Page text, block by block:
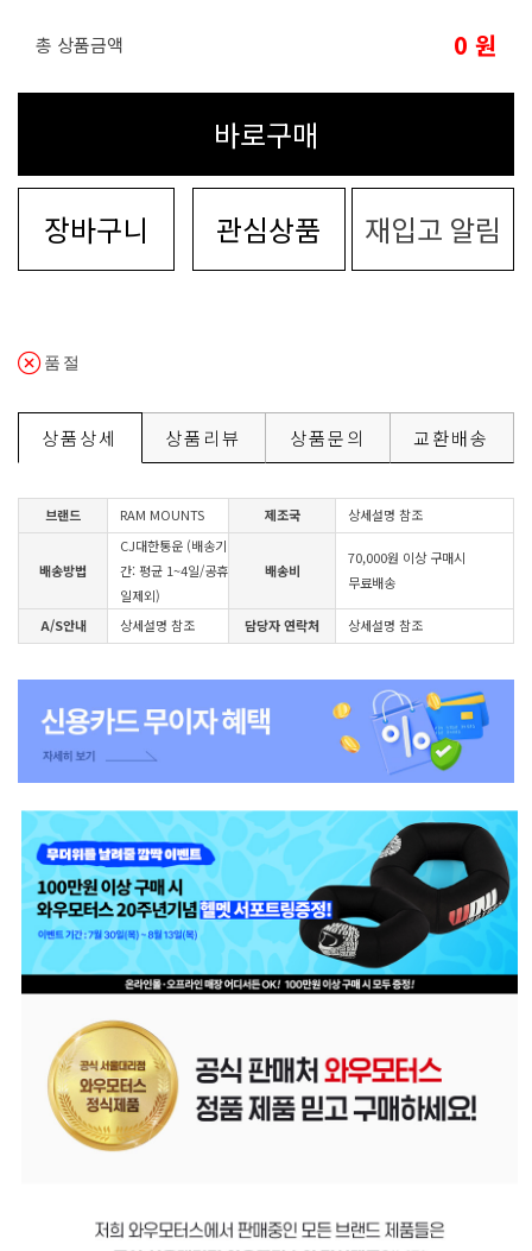
총 상품금액 0 원
바로구매
장바구니 관심상품 재입고 알림
품절
상품상세 상품리뷰 상품문의 교환배송
브랜드 RAM MOUNTS 제조국 상세설명 참조
배송방법
CJ대한통운 (배송기
간: 평균 1~4일/공휴
일제외)
배송비
70,000원 이상 구매시
무료배송
A/S안내 상세설명 참조 담당자 연락처 상세설명 참조